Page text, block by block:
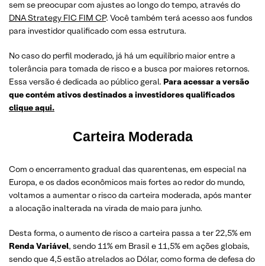
sem se preocupar com ajustes ao longo do tempo, através do
DNA Strategy FIC FIM CP. Você também terá acesso aos fundos
para investidor qualificado com essa estrutura.
No caso do perfil moderado, já há um equilíbrio maior entre a
tolerância para tomada de risco e a busca por maiores retornos.
Essa versão é dedicada ao público geral. Para acessar a versão
que contém ativos destinados a investidores qualificados
clique aqui.
Carteira Moderada
Com o encerramento gradual das quarentenas, em especial na
Europa, e os dados econômicos mais fortes ao redor do mundo,
voltamos a aumentar o risco da carteira moderada, após manter
a alocação inalterada na virada de maio para junho.
Desta forma, o aumento de risco a carteira passa a ter 22,5% em
Renda Variável, sendo 11% em Brasil e 11,5% em ações globais,
sendo que 4,5 estão atrelados ao Dólar, como forma de defesa do